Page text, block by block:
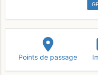
Points de passage